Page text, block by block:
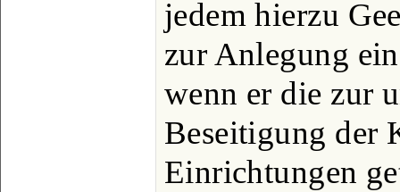
jedem hierzu
zur Anlegung
wenn er die zur
Beseitigung der
Einrichtungen